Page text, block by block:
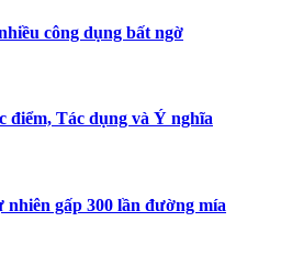
công dụng bất ngờ
điểm, Tác dụng và Ý nghĩa
gấp 300 lần đường mía